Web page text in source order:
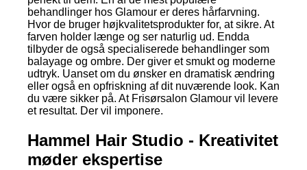
behandlinger hos Glamour er deres hårfarvning.
Hvor de bruger højkvalitetsprodukter for, at sikre. At
farven holder længe og ser naturlig ud. Endda
tilbyder de også specialiserede behandlinger som
balayage og ombre. Der giver et smukt og moderne
udtryk. Uanset om du ønsker en dramatisk ændring
eller også en opfriskning af dit nuværende look. Kan
du være sikker på. At Frisørsalon Glamour vil levere
et resultat. Der vil imponere.
Hammel Hair Studio - Kreativitet
møder ekspertise